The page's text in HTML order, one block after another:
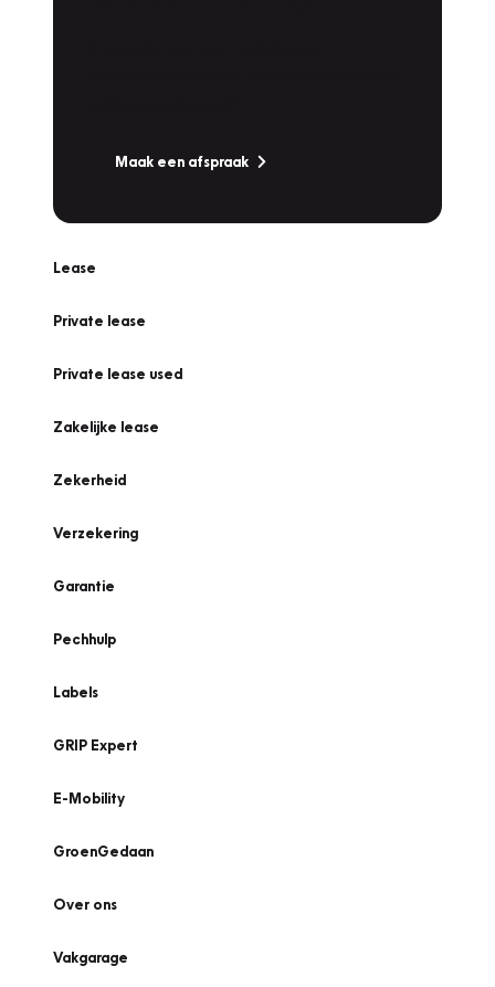
Maak een afspraak
Lease
Private lease
Private lease used
Zakelijke lease
Zekerheid
Verzekering
Garantie
Pechhulp
Labels
GRIP Expert
E-Mobility
GroenGedaan
Over ons
Vakgarage